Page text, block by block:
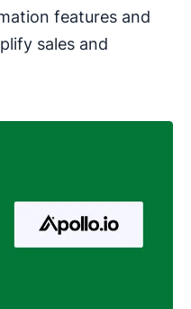
features and
sales and